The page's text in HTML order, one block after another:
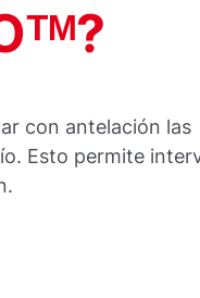
con antelación las
Esto permite